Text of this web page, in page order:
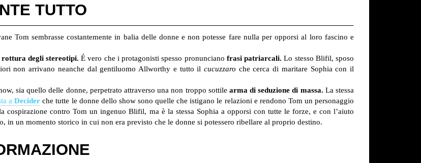
TUTTO
Tom sembrasse costantemente in balia delle donne e non potesse fare nulla per opporsi al loro fascino e
rottura degli stereotipi. É vero che i protagonisti spesso pronunciano frasi patriarcali. Lo stesso Blifil, sposo
non arrivano neanche dal gentiluomo Allworthy e tutto il cucuzzaro che cerca di maritare Sophia con il
sia quello delle donne, perpetrato attraverso una non troppo sottile arma di seduzione di massa. La stessa
a Decider che tutte le donne dello show sono quelle che istigano le relazioni e rendono Tom un personaggio
cospirazione contro Tom un ingenuo Blifil, ma è la stessa Sophia a opporsi con tutte le forze, e con l’aiuto
in un momento storico in cui non era previsto che le donne si potessero ribellare al proprio destino.